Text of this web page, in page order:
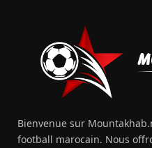
Bienvenue sur
football marocain. Nous